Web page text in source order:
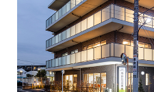
東亜の歩み ～From 1908 to
統合報告書
ESGデータ
生物多様性
（自然関連の情報開示）
労働安全衛生
サプライチェーン・マネジメント
パートナーシップ構築宣言
情報セキュリティ
AI活用ポリシー
知的財産基本方針
冷蔵倉庫をつくりたい
障がい者採用